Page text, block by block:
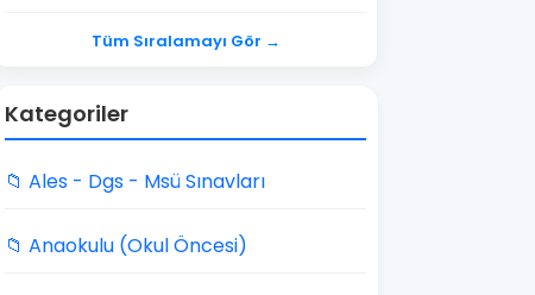
Tüm Sıralamayı Gör →
Kategoriler
📁 Ales - Dgs - Msü Sınavları
📁 Anaokulu (Okul Öncesi)